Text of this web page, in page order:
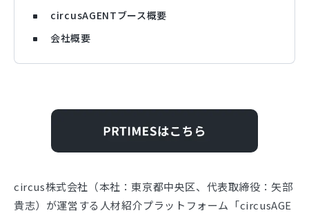
circusAGENTブース概要
会社概要
circus株式会社（本社：東京都中央区、代表取締役：矢部
貴志）が運営する人材紹介プラットフォーム「circusAGE